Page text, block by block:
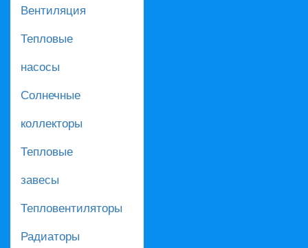
Вентиляция
Тепловые
насосы
Солнечные
коллекторы
Тепловые
завесы
Тепловентиляторы
Радиаторы